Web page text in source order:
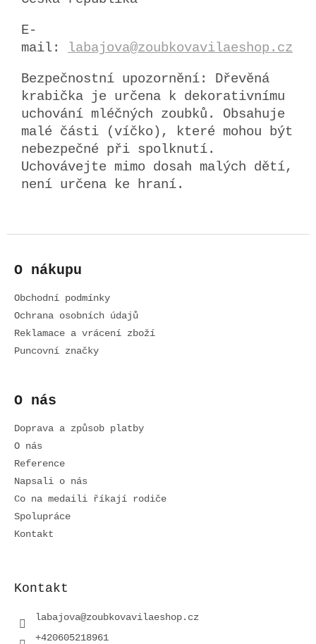
E-
mail: labajova@zoubkovavilaeshop.cz
Bezpečnostní upozornění:
Dřevěná
krabička je určena k dekorativnímu
uchování mléčných zoubků. Obsahuje
malé části (víčko), které mohou být
nebezpečné při spolknutí.
Uchovávejte mimo dosah malých dětí,
není určena ke hraní.
O nákupu
Obchodní podmínky
Ochrana osobních údajů
Reklamace a vrácení zboží
Puncovní značky
O nás
Doprava a způsob platby
O nás
Reference
Napsali o nás
Co na medaili říkají rodiče
Spolupráce
Kontakt
Kontakt
labajova@zoubkovavilaeshop.cz
+420605218961